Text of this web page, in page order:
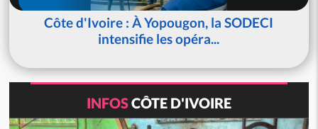
Côte d'Ivoire : À Yopougon, la SODECI
intensifie les opéra...
INFOSCÔTE D'IVOIRE